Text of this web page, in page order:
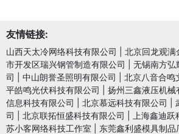
友情链接:
山西天太冷网络科技有限公司 北京回龙观满
市开发区瑞兴钢管制造有限公司
无锡南方弘
司
中山朗誉圣照明有限公司 北京八音合鸣
平皓鸣光伏科技有限公司
扬州三鑫液压机械
信息科技有限公司
北京慕远科技有限公司
司
北京联拓恒盛科技有限公司 上海鑫迪
苏小客网络科技工作室
东莞鑫利盛模具制品